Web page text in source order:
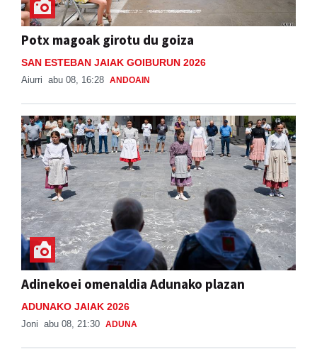
Potx magoak girotu du goiza
SAN ESTEBAN JAIAK GOIBURUN 2026
Aiurri abu 08, 16:28 ANDOAIN
Adinekoei omenaldia Adunako plazan
ADUNAKO JAIAK 2026
Joni abu 08, 21:30 ADUNA